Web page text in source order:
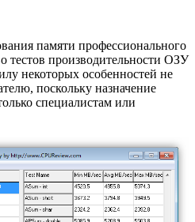
памяти профессионального
тестов производительности ОЗУ
некоторых особенностей не
поскольку назначение
специалистам или